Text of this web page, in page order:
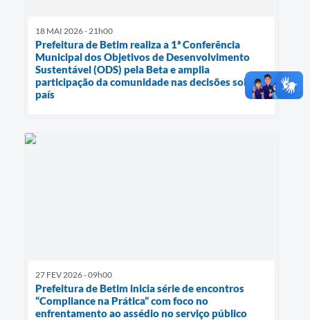
18 MAI 2026 - 21h00
Prefeitura de Betim realiza a 1ª Conferência
Municipal dos Objetivos de Desenvolvimento
Sustentável (ODS) pela Beta e amplia
participação da comunidade nas decisões sobre o
país
27 FEV 2026 - 09h00
Prefeitura de Betim inicia série de encontros
“Compliance na Prática” com foco no
enfrentamento ao assédio no serviço público